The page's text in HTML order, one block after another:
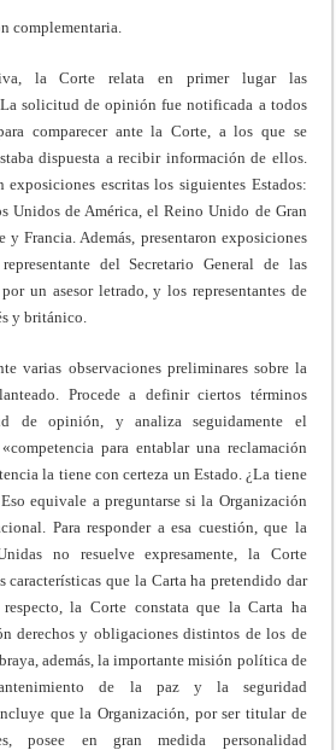
complementaria.
la Corte relata en primer lugar las
La solicitud de opinión fue notificada a todos
comparecer ante la Corte, a los que se
dispuesta a recibir información de ellos.
exposiciones escritas los siguientes Estados:
Unidos de América, el Reino Unido de Gran
y Francia. Además, presentaron exposiciones
del Secretario General de las
un asesor letrado, y los representantes de
y británico.
varias observaciones preliminares sobre la
Procede a definir ciertos términos
de opinión, y analiza seguidamente el
para entablar una reclamación
la tiene con certeza un Estado. ¿La tiene
equivale a preguntarse si la Organización
Para responder a esa cuestión, que la
no resuelve expresamente, la Corte
características que la Carta ha pretendido dar
la Corte constata que la Carta ha
derechos y obligaciones distintos de los de
además, la importante misión política de
de la paz y la seguridad
que la Organización, por ser titular de
posee en gran medida personalidad